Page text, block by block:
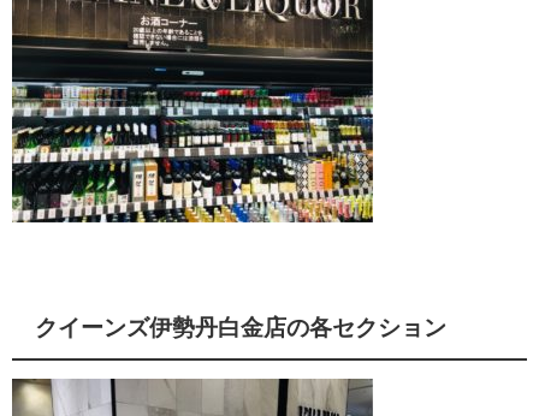
クイーンズ伊勢丹白金店の各セクション